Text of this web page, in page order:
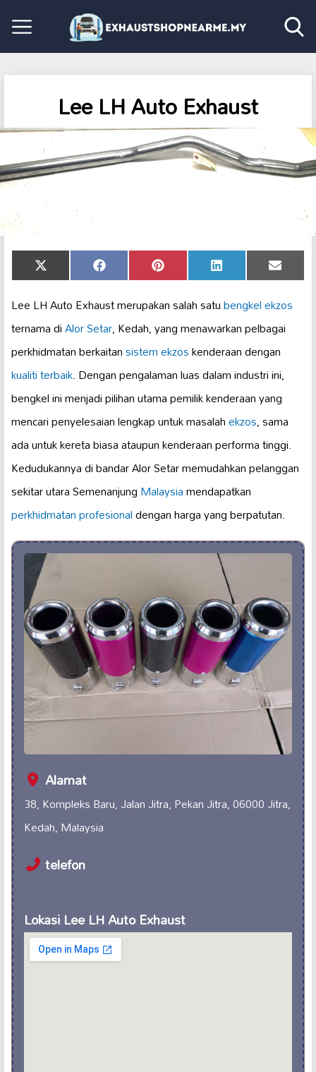
Lee LH Auto Exhaust
Share
on
X
(Twitter)
Share
on
Facebook Share
on
Pinterest Share
on
LinkedIn Share
on
Email
Lee LH Auto Exhaust merupakan salah satubengkel ekzos
ternama diAlor Setar, Kedah, yang menawarkan pelbagai
perkhidmatan berkaitansistem ekzoskenderaan dengan
kualiti terbaik. Dengan pengalaman luas dalam industri ini,
bengkel ini menjadi pilihan utama pemilik kenderaan yang
mencari penyelesaian lengkap untuk masalahekzos, sama
ada untuk kereta biasa ataupun kenderaan performa tinggi.
Kedudukannya di bandar Alor Setar memudahkan pelanggan
sekitar utara SemenanjungMalaysiamendapatkan
perkhidmatan profesionaldengan harga yang berpatutan.
Alamat
38, Kompleks Baru, Jalan Jitra, Pekan Jitra, 06000 Jitra,
Kedah, Malaysia
telefon
Lokasi Lee LH Auto Exhaust